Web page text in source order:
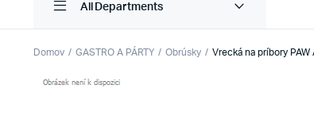
All Departments
Domov GASTRO A PÁRTY Obrúsky Vrecká na príbory PAW